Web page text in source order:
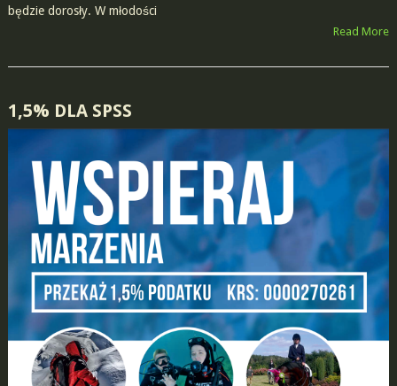
będzie dorosły. W młodości
Read More
POSTS
NAVIGATION
1,5% DLA SPSS